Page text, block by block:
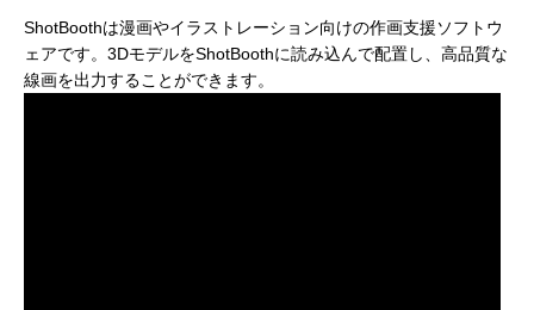
アニマル・モデリング 動物造形解剖学 増
補改訂版』発売記念セミナー
Autodesk CG Festa
【イベントレポート】『機動戦士ガンダム
閃光のハサウェイ キルケーの魔女』 重厚
な映像表現を支えた3DCG制作の舞台裏 –
【イベントレポー
ー30年の歩みと新
Autodesk CG Festa
[外部事例]「泣きたい私は猫をかぶる」監
督ふたりが語る、誕生秘話とネコ表現のこ
だわり【インタビュー】
[外部事例]「ペンギ
ジオコロリド初と
た、“デジタル作画”
ShotBoothは漫画やイラストレーション向けの作画支援ソフトウ
ェアです。3DモデルをShotBoothに読み込んで配置し、高品質な
線画を出力することができます。